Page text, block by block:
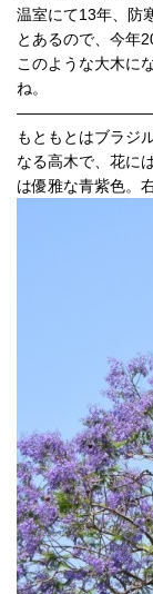
温室にて13年、防
とあるので、今年
このような大木に
ね。
もともとはブラジ
なる高木で、花に
は優雅な青紫色。